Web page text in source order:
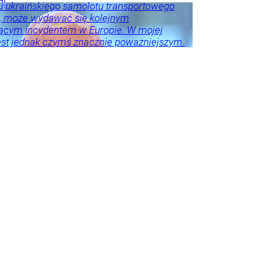
ukraińskiego samolotu transportowego
może wydawać się kolejnym
incydentem w Europie. W mojej
jednak czymś znacznie poważniejszym.